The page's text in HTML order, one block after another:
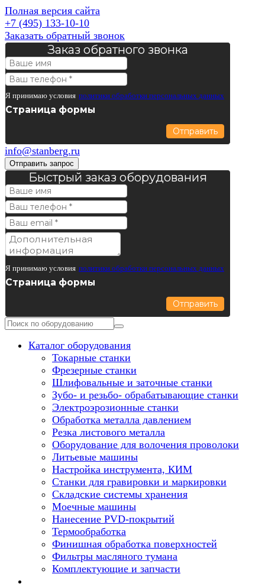
Полная версия сайта
+7 (495) 133-10-10
Заказать обратный звонок
Заказ обратного звонка
Я принимаю условия политики обработки персональных данных
Страница формы
Отправить
info@stanberg.ru
Отправить запрос
Быстрый заказ оборудования
Я принимаю условия политики обработки персональных данных
Страница формы
Отправить
Каталог оборудования
Токарные станки
Фрезерные станки
Шлифовальные и заточные станки
Зубо- и резьбо- обрабатывающие станки
Электроэрозионные станки
Обработка металла давлением
Резка листового металла
Оборудование для волочения проволоки
Литьевые машины
Настройка инструмента, КИМ
Станки для гравировки и маркировки
Складские системы хранения
Моечные машины
Нанесение PVD-покрытий
Термообработка
Финишная обработка поверхностей
Фильтры масляного тумана
Комплектующие и запчасти